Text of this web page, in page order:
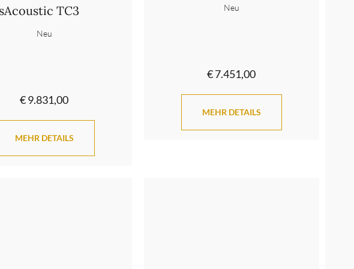
TC3
Neu
€ 9.831,00
MEHR DETAILS
Neu
€ 7.451,00
MEHR DETAILS